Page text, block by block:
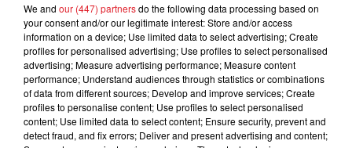
création, l'icône de la chanson s'est
entourée de Vianney, comme l'a
confirmé ce...
27 avril 2022
DAVE : "RENAUD ET MOI ALLONS
TRÈS BIEN !"
Dave a voulu rassurer ses fans et ceux
de son ami Renaud sur l’état de santé
du chanteur, à bientôt 70 ans.
We and our (447) partnersdo the following data processing based on
your consent and/or our legitimate interest: Store and/or access
information on a device; Use limited data to select advertising; Create
profiles for personalised advertising; Use profiles to select personalised
advertising; Measure advertising performance; Measure content
performance; Understand audiences through statistics or combinations
of data from different sources; Develop and improve services; Create
profiles to personalise content; Use profiles to select personalised
content; Use limited data to select content; Ensure security, prevent and
detect fraud, and fix errors; Deliver and present advertising and content;